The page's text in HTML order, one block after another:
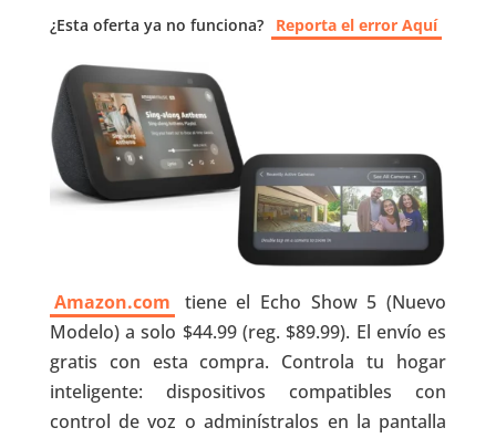
¿Esta oferta ya no funciona? Reporta el error Aquí
Amazon.com
tiene el Echo Show 5 (Nuevo
Modelo) a solo $44.99 (reg. $89.99). El envío es
gratis con esta compra. Controla tu hogar
inteligente: dispositivos compatibles con
control de voz o adminístralos en la pantalla